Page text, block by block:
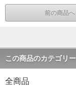
前の商品へ
この商品のカテゴリー
全商品